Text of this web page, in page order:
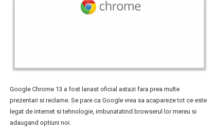
Google Chrome 13 a fost lanast oficial astazi fara prea multe
prezentari si reclame. Se pare ca Google vrea sa acapareze tot ce este
legat de internet si tehnologie, imbunatatind browserul lor mereu si
adaugand optiuni noi.